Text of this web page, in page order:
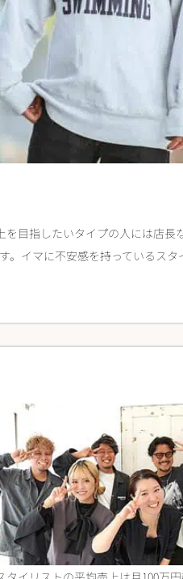
目指したいタイプの人には店
イマに不安感を持っているス